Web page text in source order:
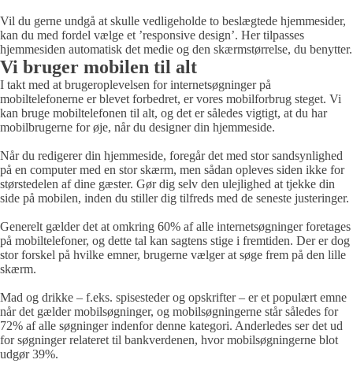
Vil du gerne undgå at skulle vedligeholde to beslægtede hjemmesider,
kan du med fordel vælge et ’responsive design’. Her tilpasses
hjemmesiden automatisk det medie og den skærmstørrelse, du benytter.
Vi bruger mobilen til alt
I takt med at brugeroplevelsen for internetsøgninger på
mobiltelefonerne er blevet forbedret, er vores mobilforbrug steget. Vi
kan bruge mobiltelefonen til alt, og det er således vigtigt, at du har
mobilbrugerne for øje, når du designer din hjemmeside.
Når du redigerer din hjemmeside, foregår det med stor sandsynlighed
på en computer med en stor skærm, men sådan opleves siden ikke for
størstedelen af dine gæster. Gør dig selv den ulejlighed at tjekke din
side på mobilen, inden du stiller dig tilfreds med de seneste justeringer.
Generelt gælder det at omkring 60% af alle internetsøgninger foretages
på mobiltelefoner, og dette tal kan sagtens stige i fremtiden. Der er dog
stor forskel på hvilke emner, brugerne vælger at søge frem på den lille
skærm.
Mad og drikke – f.eks. spisesteder og opskrifter – er et populært emne
når det gælder mobilsøgninger, og mobilsøgningerne står således for
72% af alle søgninger indenfor denne kategori. Anderledes ser det ud
for søgninger relateret til bankverdenen, hvor mobilsøgningerne blot
udgør 39%.